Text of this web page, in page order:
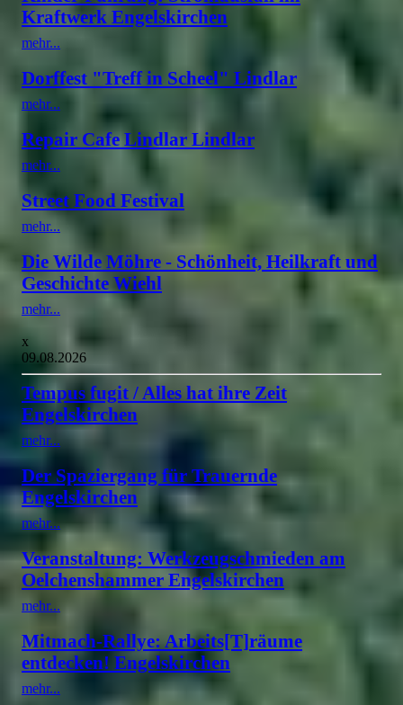
Kraftwerk Engelskirchen
mehr...
Dorffest "Treff in Scheel" Lindlar
mehr...
Repair Cafe Lindlar Lindlar
mehr...
Street Food Festival
mehr...
Die Wilde Möhre - Schönheit, Heilkraft und
Geschichte Wiehl
mehr...
x
09.08.2026
Tempus fugit / Alles hat ihre Zeit
Engelskirchen
mehr...
Der Spaziergang für Trauernde
Engelskirchen
mehr...
Veranstaltung: Werkzeugschmieden am
Oelchenshammer Engelskirchen
mehr...
Mitmach-Rallye: Arbeits[T]räume
entdecken! Engelskirchen
mehr...